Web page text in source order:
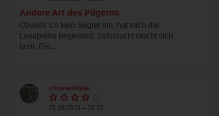
Andere Art des Pilgerns
Obwohl ich kein Segler bin, hat mich die
Leseprobe begeistert. Sehnsucht macht sich
breit. Ein...
zitronenblüte
25.08.2013 – 20:33